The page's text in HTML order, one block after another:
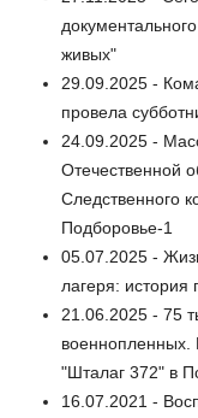
живых"
29.09.2025 -
провела
24.09.2025 -
Отечественной
Следственного
Подборовье-1
05.07.2025 -
лагеря: история
21.06.2025 - 75
военнопленных.
"Шталаг 372" в
16.07.2021 -